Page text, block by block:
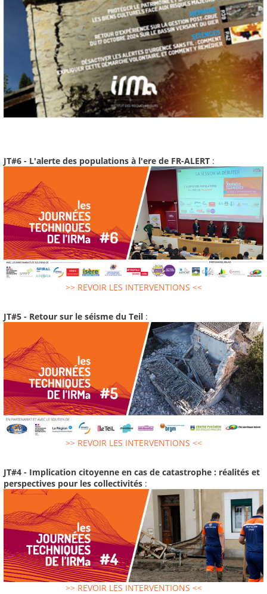
JT#6 - L'alerte des populations à l'ere de FR-ALERT :
>> REVOIR LES INTERVENTIONS <<
JT#5 - Retour sur le séisme du Teil :
>> REVOIR LES INTERVENTIONS <<
JT#4 - Implication citoyenne en cas de catastrophe : réalités et
perspectives pour les collectivités :
>> REVOIR LES INTERVENTIONS <<